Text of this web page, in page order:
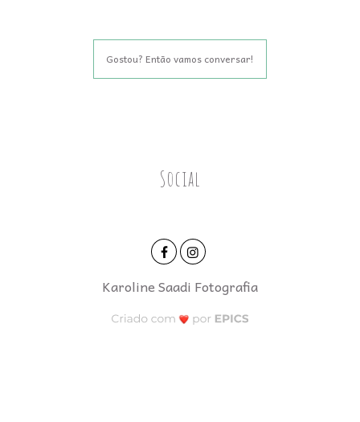
Gostou? Então vamos conversar!
Social
Karoline Saadi Fotografia